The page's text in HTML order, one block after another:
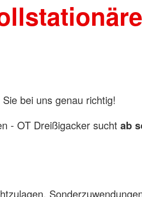
bei uns genau richtig!
- OT Dreißigacker sucht ab